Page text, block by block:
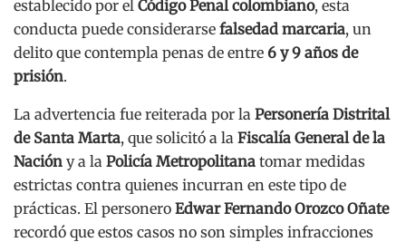
establecido por el Código Penal colombiano, esta
conducta puede considerarse falsedad marcaria, un
delito que contempla penas de entre 6 y 9 años de
prisión.
La advertencia fue reiterada por la Personería Distrital
de Santa Marta, que solicitó a la Fiscalía General de la
Nación y a la Policía Metropolitana tomar medidas
estrictas contra quienes incurran en este tipo de
prácticas. El personero Edwar Fernando Orozco Oñate
recordó que estos casos no son simples infracciones